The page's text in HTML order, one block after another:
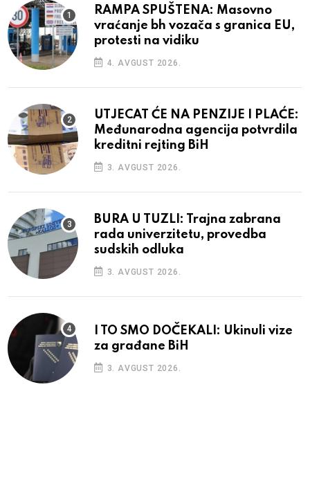
RAMPA SPUŠTENA: Masovno
vraćanje bh vozača s granica EU,
protesti na vidiku
4. AVGUST 2026.
UTJECAT ĆE NA PENZIJE I PLAĆE:
Međunarodna agencija potvrdila
kreditni rejting BiH
3. AVGUST 2026.
BURA U TUZLI: Trajna zabrana
rada univerzitetu, provedba
sudskih odluka
3. AVGUST 2026.
I TO SMO DOČEKALI: Ukinuli vize
za građane BiH
3. AVGUST 2026.